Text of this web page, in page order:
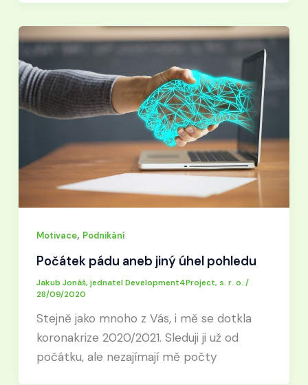
Motivace, Podnikání
Počátek pádu aneb jiný úhel pohledu
Jakub Jonáš, jednatel Development4Project, s. r. o. /
28/09/2020
Stejně jako mnoho z Vás, i mě se dotkla
koronakrize 2020/2021. Sleduji ji už od
počátku, ale nezajímají mě počty